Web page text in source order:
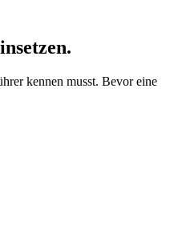
kennen musst. Bevor eine